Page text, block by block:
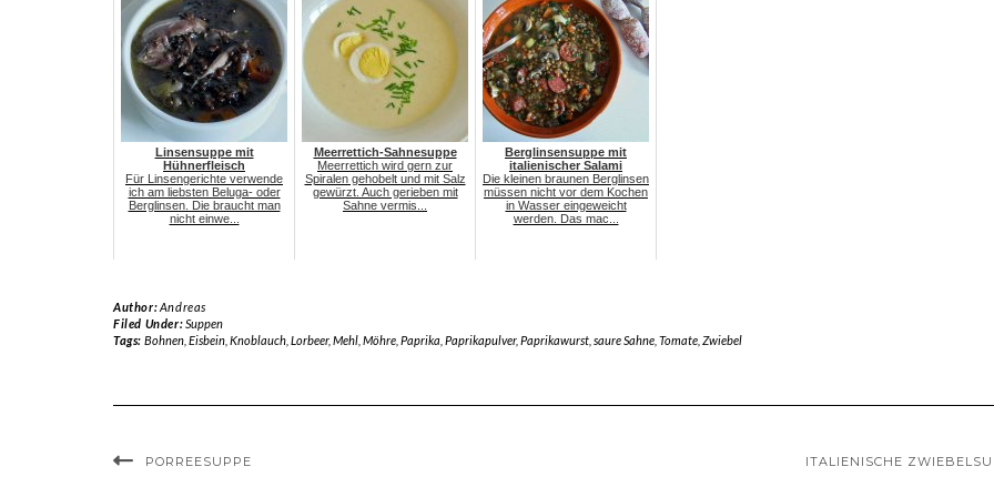
Linsensuppe mit
Hühnerfleisch
Für Linsengerichte verwende
ich am liebsten Beluga- oder
Berglinsen. Die braucht man
nicht einwe...
Meerrettich-Sahnesuppe
Meerrettich wird gern zur
Spiralen gehobelt und mit Salz
gewürzt. Auch gerieben mit
Sahne vermis...
Berglinsensuppe mit
italienischer Salami
Die kleinen braunen Berglinsen
müssen nicht vor dem Kochen
in Wasser eingeweicht
werden. Das mac...
Author:Andreas
Filed Under: Suppen
Tags: Bohnen, Eisbein, Knoblauch, Lorbeer, Mehl, Möhre, Paprika Paprikapulver, Paprikawurst, saure Sahne, Tomate, Zwiebel
PORREESUPPE ITALIENISCHE